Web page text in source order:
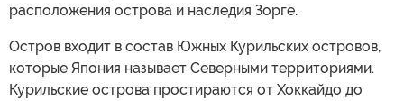
расположения острова и наследия Зорге.
Остров входит в состав Южных Курильских островов,
которые Япония называет Северными территориями.
Курильские острова простираются от Хоккайдо до